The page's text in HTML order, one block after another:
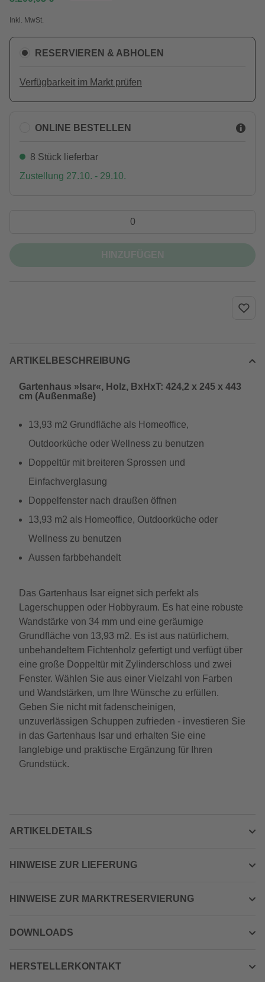
Inkl. MwSt.
RESERVIEREN & ABHOLEN
Verfügbarkeit im Markt prüfen
ONLINE BESTELLEN
8 Stück lieferbar
Zustellung 27.10. - 29.10.
ARTIKELBESCHREIBUNG
Gartenhaus »Isar«, Holz, BxHxT: 424,2 x 245 x 443
cm (Außenmaße)
13,93 m2 Grundfläche als Homeoffice,
Outdoorküche oder Wellness zu benutzen
Doppeltür mit breiteren Sprossen und
Einfachverglasung
Doppelfenster nach draußen öffnen
13,93 m2 als Homeoffice, Outdoorküche oder
Wellness zu benutzen
Aussen farbbehandelt
Das Gartenhaus Isar eignet sich perfekt als
Lagerschuppen oder Hobbyraum. Es hat eine robuste
Wandstärke von 34 mm und eine geräumige
Grundfläche von 13,93 m2. Es ist aus natürlichem,
unbehandeltem Fichtenholz gefertigt und verfügt über
eine große Doppeltür mit Zylinderschloss und zwei
Fenster. Wählen Sie aus einer Vielzahl von Farben
und Wandstärken, um Ihre Wünsche zu erfüllen.
Geben Sie nicht mit fadenscheinigen,
unzuverlässigen Schuppen zufrieden - investieren Sie
in das Gartenhaus Isar und erhalten Sie eine
langlebige und praktische Ergänzung für Ihren
Grundstück.
ARTIKELDETAILS
HINWEISE ZUR LIEFERUNG
HINWEISE ZUR MARKTRESERVIERUNG
DOWNLOADS
HERSTELLERKONTAKT